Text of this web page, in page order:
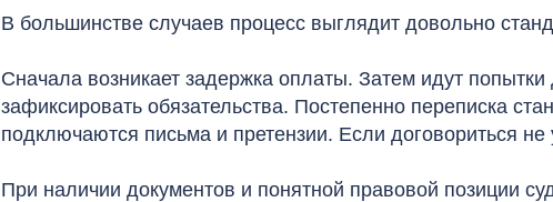
В большинстве случаев процесс выглядит довольно
Сначала возникает задержка оплаты. Затем идут попытки
зафиксировать обязательства. Постепенно переписка
подключаются письма и претензии. Если договориться
При наличии документов и понятной правовой позиции